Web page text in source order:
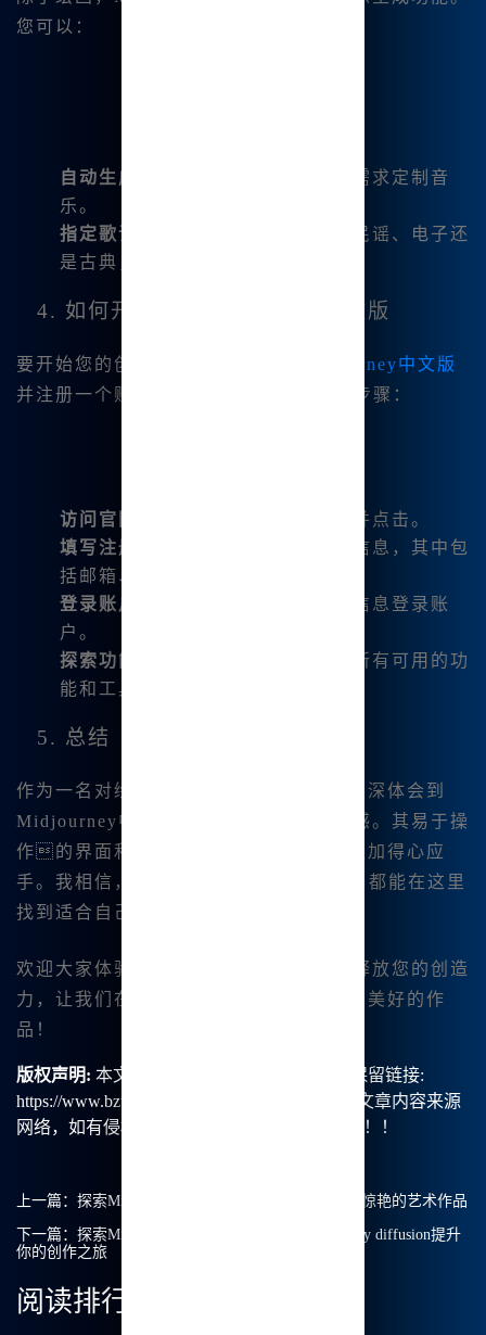
您可以：
自动生成个人音乐清单
：根据您的需求定制音
乐。
指定歌词与多种内置风格
：无论是民谣、电子还
是古典，都可以轻松生成。
4. 如何开始使用Midjourney中文版
要开始您的创作之旅，只需访问
Midjourney中文版
并注册一个账户。以下是一些简单|的🔥步骤：
访问官网
：在主页上找到注册按钮并点击。
填写注册信息
：按照提示填写个人信息，其中包
括邮箱、用户名及密码。
登录账户
：注册完成后，使用您的信息登录账
户。
探索功能
：在主页上，您可以看到所有可用的功
能和工具，点击进入开始创作。
5. 总结
作为一名对绘画充满热情的创作者，我深深体会到
Midjourney中文版给我带来的便利和灵感。其易于操
作的界面和强大的功能使我在创作上更加得心应
手。我相信，无论您是新手还是专家😊，都能在这里
找到适合自己的创作方式。
欢迎大家体验Midjourney中文版，尽情释放您的创造
力，让我们在这个平台上共同创作出更加美好的作
品！
版权声明: 本文由【B族智能】原创，转载请保留链接:
https://www.bzu.cn/news/show/4791.html，部分文章内容来源
网络，如有侵权请联系我们删除处理。谢谢！！！
上一篇： 探索Midjourney中文绘画：我如何轻松创造惊艳的艺术作品
下一篇： 探索Midjourney官方版：如何通过midjourney diffusion提升
你的创作之旅
阅读排行